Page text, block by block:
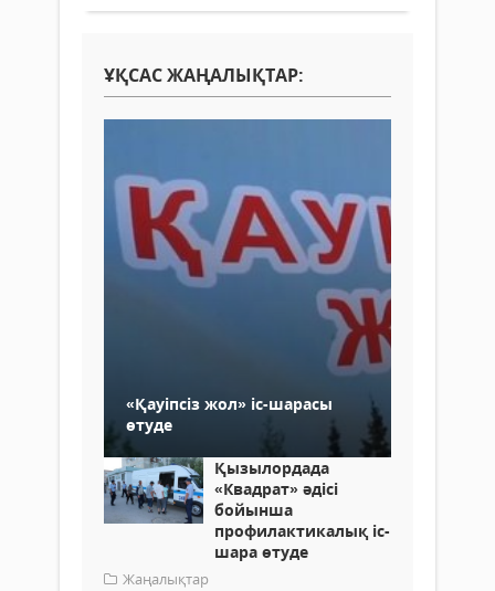
ҰҚСАС ЖАҢАЛЫҚТАР:
«Қауіпсіз жол» іс-шарасы
өтуде
Қызылордада
«Квадрат» әдісі
бойынша
профилактикалық іс-
шара өтуде
Жаңалықтар